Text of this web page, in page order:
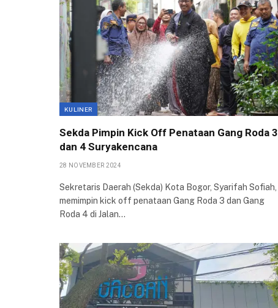
KULINER
Sekda Pimpin Kick Off Penataan Gang Roda 3
dan 4 Suryakencana
28 NOVEMBER 2024
Sekretaris Daerah (Sekda) Kota Bogor, Syarifah Sofiah,
memimpin kick off penataan Gang Roda 3 dan Gang
Roda 4 di Jalan…